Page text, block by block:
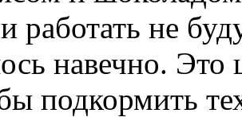
работать не
навечно. Это
подкормить